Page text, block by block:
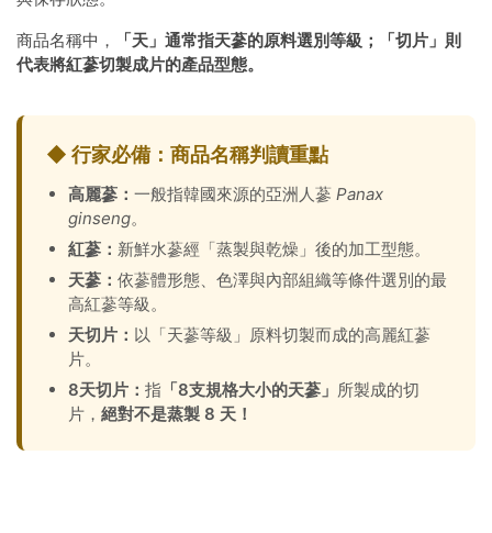
商品名稱中，
「天」通常指天蔘的原料選別等級；「切片」則
代表將紅蔘切製成片的產品型態。
◆ 行家必備：商品名稱判讀重點
高麗蔘： 一般指韓國來源的亞洲人蔘 Panax
ginseng。
紅蔘： 新鮮水蔘經「蒸製與乾燥」後的加工型態。
天蔘： 依蔘體形態、色澤與內部組織等條件選別的最
高紅蔘等級。
天切片： 以「天蔘等級」原料切製而成的高麗紅蔘
片。
8天切片： 指 「8支規格大小的天蔘」 所製成的切
片， 絕對不是蒸製 8 天！